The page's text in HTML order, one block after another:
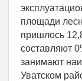
площади
пришлось
составляют
занимают
Уватском